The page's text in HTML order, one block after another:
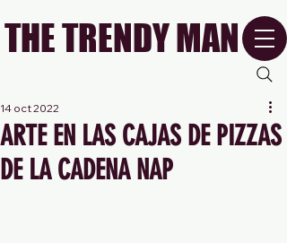
THE TRENDY MAN
ARTE EN LAS CAJAS DE PIZZAS
DE LA CADENA NAP
14 oct 2022